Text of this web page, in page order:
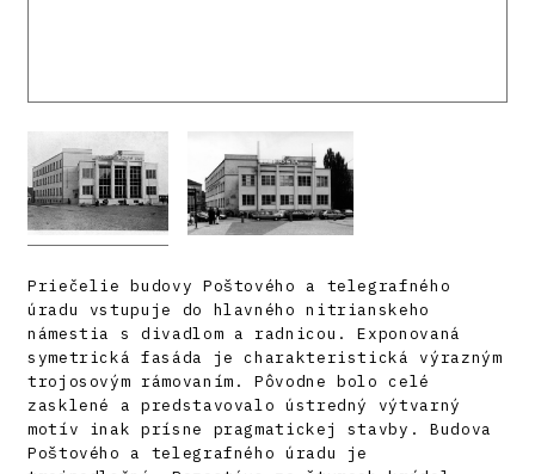
Priečelie budovy Poštového a telegrafného
úradu vstupuje do hlavného nitrianskeho
námestia s divadlom a radnicou. Exponovaná
symetrická fasáda je charakteristická výrazným
trojosovým rámovaním. Pôvodne bolo celé
zasklené a predstavovalo ústredný výtvarný
motív inak prísne pragmatickej stavby. Budova
Poštového a telegrafného úradu je